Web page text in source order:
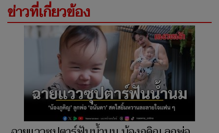
ข่าวที่เกี่ยวข้อง